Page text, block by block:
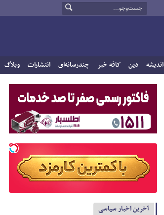
اندیشه دین کافه خبر چندرسانه‌ای انتشارات وبلاگ
آخرین اخبار سیاسی